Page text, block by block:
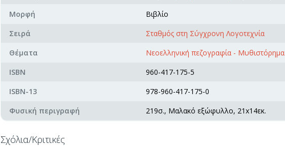
Μορφή
Βιβλίο
Σειρά
Σταθμός στη Σύγχρονη Λογοτεχνία
Θέματα
Νεοελληνική πεζογραφία - Μυθιστόρημα
ISBN
960-417-175-5
ISBN-13
978-960-417-175-0
Φυσική περιγραφή
219σ., Μαλακό εξώφυλλο, 21x14εκ.
Σχόλια/Κριτικές